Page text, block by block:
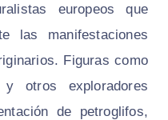
europeos que
las manifestaciones
Figuras como
otros exploradores
de petroglifos,